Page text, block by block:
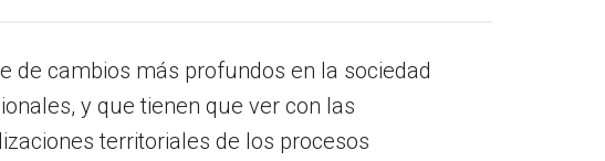
de cambios más profundos en la sociedad
y que tienen que ver con las
territoriales de los procesos